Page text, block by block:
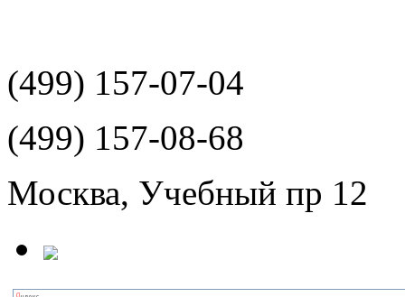
(499) 157-07-04
(499) 157-08-68
Москва, Учебный пр 12